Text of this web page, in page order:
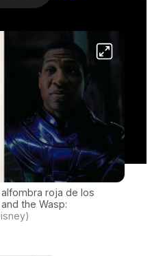
roja de los
the Wasp: